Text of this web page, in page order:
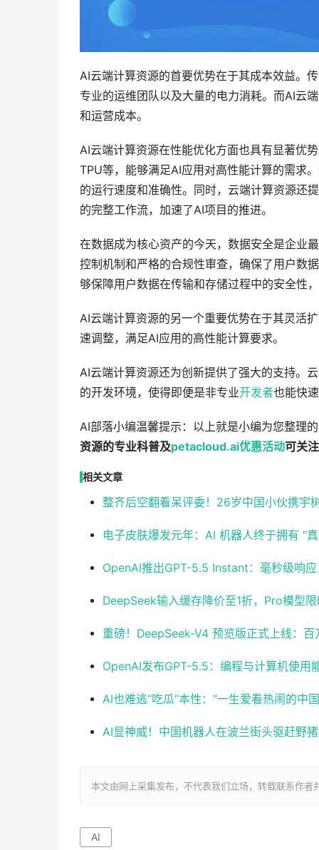
AI云端计算资源的首要优势在于其成本效益。
专业的运维团队以及大量的电力消耗。而AI云
和运营成本。
AI云端计算资源在性能优化方面也具有显著优
TPU等，能够满足AI应用对高性能计算的需求
的运行速度和准确性。同时，云端计算资源还
的完整工作流，加速了AI项目的推进。
在数据成为核心资产的今天，数据安全是企业
控制机制和严格的合规性审查，确保了用户数
够保障用户数据在传输和存储过程中的安全性
AI云端计算资源的另一个重要优势在于其灵活
速调整，满足AI应用的高性能计算要求。
AI云端计算资源还为创新提供了强大的支持。
的开发环境，使得即便是非专业开发者也能快
AI部落小编温馨提示：以上就是小编为您整理
资源的专业科普及petacloud.ai优惠活动可关
相关文章
整齐后空翻看呆评委！26岁中国小伙携宇
电子皮肤爆发元年：AI 机器人终于拥有 “
OpenAI推出GPT-5.5 Instant：毫秒级响
DeepSeek输入缓存降价至1折，Pro模型
重磅！DeepSeek-V4 预览版正式上线：
OpenAI发布GPT-5.5：编程与计算机使用
AI也难逃“吃瓜”本性：“一生爱看热闹的中
AI显神威！中国机器人在波兰街头驱赶野
本文由网上采集发布，不代表我们立场，转载联系作
AI